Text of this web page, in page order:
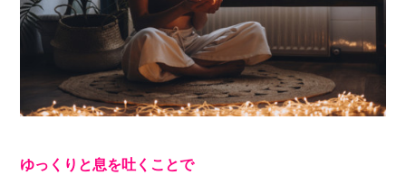
ゆっくりと息を吐くことで